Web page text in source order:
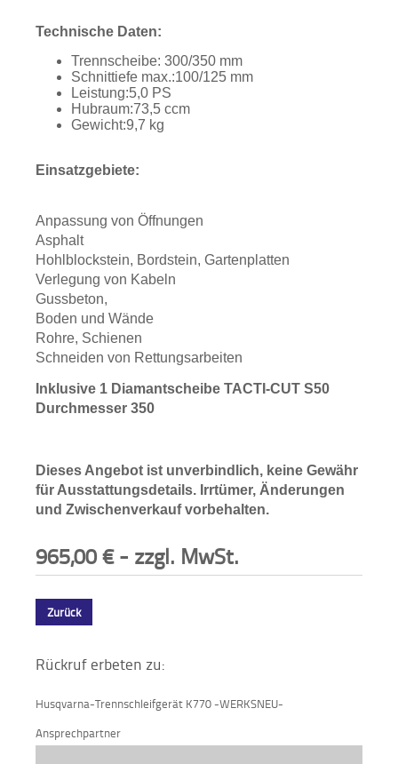
und
Angebote
Anfahrt
Technische Daten:
Trennscheibe: 300/350 mm
Schnittiefe max.:100/125 mm
Leistung:5,0 PS
Hubraum:73,5 ccm
Gewicht:9,7 kg
Einsatzgebiete:
Anpassung von Öffnungen
Asphalt
Hohlblockstein, Bordstein, Gartenplatten
Verlegung von Kabeln
Gussbeton,
Boden und Wände
Rohre, Schienen
Schneiden von Rettungsarbeiten
Inklusive 1 Diamantscheibe TACTI-CUT S50
Durchmesser 350
Dieses Angebot ist unverbindlich, keine Gewähr
für Ausstattungsdetails. Irrtümer, Änderungen
und Zwischenverkauf vorbehalten.
965,00€- zzgl. MwSt.
Zurück
Rückruf erbeten zu:
Husqvarna-Trennschleifgerät K770 -WERKSNEU-
Ansprechpartner